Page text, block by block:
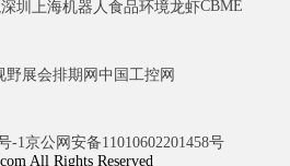
深圳 上海机器人食品环境龙虾CBME
野展会排期网 中国工控网
-1京公网安备11010602201458号
All Rights Reserved